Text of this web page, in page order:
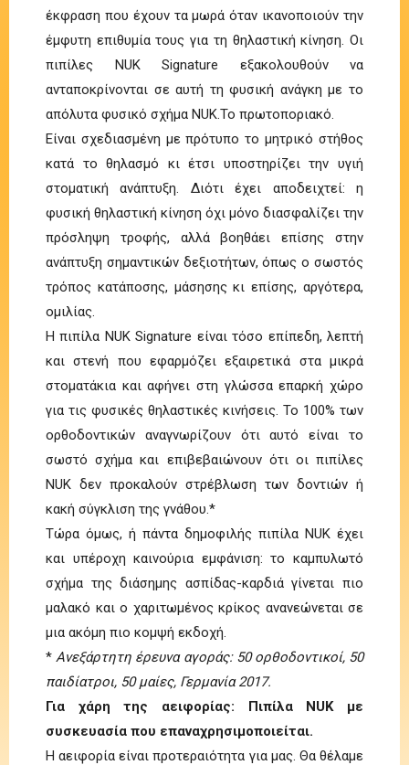
έκφραση που έχουν τα μωρά όταν ικανοποιούν την
έμφυτη επιθυμία τους για τη θηλαστική κίνηση. Οι
πιπίλες NUK Signature εξακολουθούν να
ανταποκρίνονται σε αυτή τη φυσική ανάγκη με το
απόλυτα φυσικό σχήμα NUK.Το πρωτοποριακό.
Είναι σχεδιασμένη με πρότυπο το μητρικό στήθος
κατά το θηλασμό κι έτσι υποστηρίζει την υγιή
στοματική ανάπτυξη. Διότι έχει αποδειχτεί: η
φυσική θηλαστική κίνηση όχι μόνο διασφαλίζει την
πρόσληψη τροφής, αλλά βοηθάει επίσης στην
ανάπτυξη σημαντικών δεξιοτήτων, όπως ο σωστός
τρόπος κατάποσης, μάσησης κι επίσης, αργότερα,
ομιλίας.
Η πιπίλα NUK Signature είναι τόσο επίπεδη, λεπτή
και στενή που εφαρμόζει εξαιρετικά στα μικρά
στοματάκια και αφήνει στη γλώσσα επαρκή χώρο
για τις φυσικές θηλαστικές κινήσεις. Το 100% των
ορθοδοντικών αναγνωρίζουν ότι αυτό είναι το
σωστό σχήμα και επιβεβαιώνουν ότι οι πιπίλες
NUK δεν προκαλούν στρέβλωση των δοντιών ή
κακή σύγκλιση της γνάθου.*
Τώρα όμως, ή πάντα δημοφιλής πιπίλα NUK έχει
και υπέροχη καινούρια εμφάνιση: το καμπυλωτό
σχήμα της διάσημης ασπίδας-καρδιά γίνεται πιο
μαλακό και ο χαριτωμένος κρίκος ανανεώνεται σε
μια ακόμη πιο κομψή εκδοχή.
* Ανεξάρτητη έρευνα αγοράς: 50 ορθοδοντικοί, 50
παιδίατροι, 50 μαίες, Γερμανία 2017.
Για χάρη της αειφορίας: Πιπίλα NUK με
συσκευασία που επαναχρησιμοποιείται.
Η αειφορία είναι προτεραιότητα για μας. Θα θέλαμε